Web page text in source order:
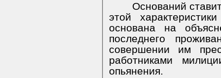
Оснований
этой
основана на
последнего
совершении им
работниками
опьянения.